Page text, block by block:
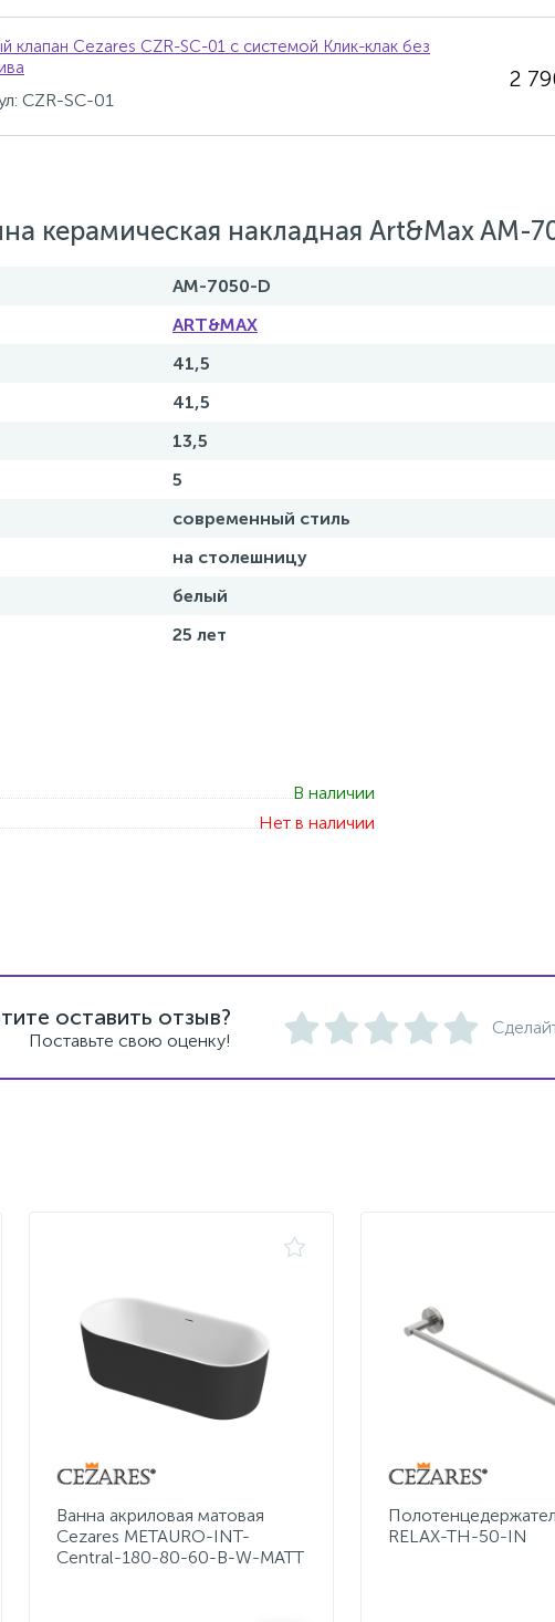
клапан Cezares CZR-SC-01 с системой Клик-клак без
CZR-SC-01
2
керамическая накладная Art&Max AM-
AM-7050-D
ART&MAX
41,5
41,5
13,5
5
современный стиль
на столешницу
белый
25 лет
В наличии
Нет в наличии
оставить отзыв?
Поставьте свою оценку!
Ванна акриловая матовая
Cezares METAURO-INT-
Central-180-80-60-B-W-MATT
RELAX-TH-50-IN